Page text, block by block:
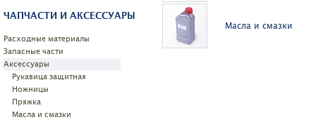
ЧАПЧАСТИ И АКСЕССУАРЫ
Расходные материалы
Запасные части
Аксессуары
Рукавица защитная
Ножницы
Пряжка
Масла и смазки
Масла и смазки